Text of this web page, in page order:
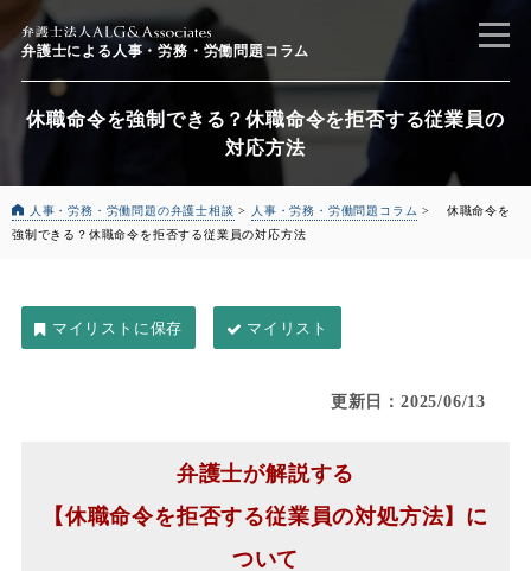
弁護士による 人事・労務・労働問題コラム
休職命令を強制できる？休職命令を拒否する従業員の
対応方法
人事・労務・労働問題の弁護士相談 > 人事・労務・労働問題コラム >
休職命令を
強制できる？休職命令を拒否する従業員の対応方法
マイリスト
更新日：2025/06/13
弁護士が解説する
【休職命令を拒否する従業員の対処方法】に
ついて